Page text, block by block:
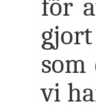
för
vi